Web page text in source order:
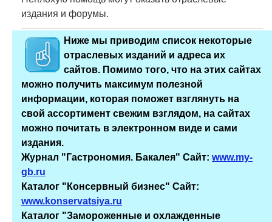
издания и форумы.
Ниже мы приводим список некоторые
отраслевых изданий и адреса их
сайтов. Помимо того, что на этих сайтах
можно получить максимум полезной
информации, которая поможет взглянуть на
свой ассортимент свежим взглядом, на сайтах
можно почитать в электронном виде и сами
издания.
Журнал "Гастрономия. Бакалея" Сайт: www.my-
gb.ru
Каталог "Консервный бизнес" Сайт:
www.konservatsiya.ru
Каталог "Замороженные и охлажденные